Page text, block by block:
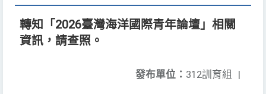
轉知「2026臺灣海洋國際青年論壇」相關
資訊，請查照。
發布單位： 312訓育組 |